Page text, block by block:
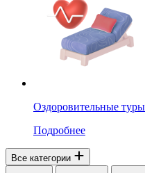
Оздоровительные туры
Подробнее
Все категории